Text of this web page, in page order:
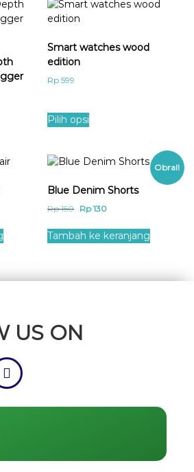
Smart watches wood
edition
Rp 599
Pilih opsi
Obral!
Blue Denim Shorts
Rp150 Rp130
Tambah ke keranjang
US ON